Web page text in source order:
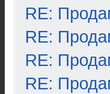
RE:
RE:
RE:
RE: